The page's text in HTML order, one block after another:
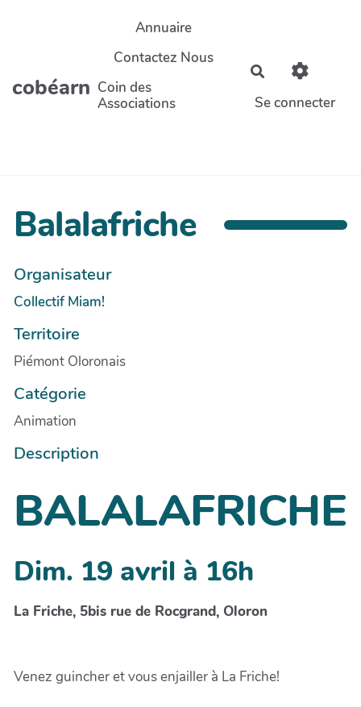
Aller au contenu principal
cobéarn
Annuaire
Contactez Nous
Coin des
Associations
Rechercher
Se connecter
Balalafriche
Organisateur
Collectif Miam!
Territoire
Piémont Oloronais
Catégorie
Animation
Description
BALALAFRICHE
Dim. 19 avril à 16h
La Friche, 5bis rue de Rocgrand, Oloron
Venez guincher et vous enjailler à La Friche!